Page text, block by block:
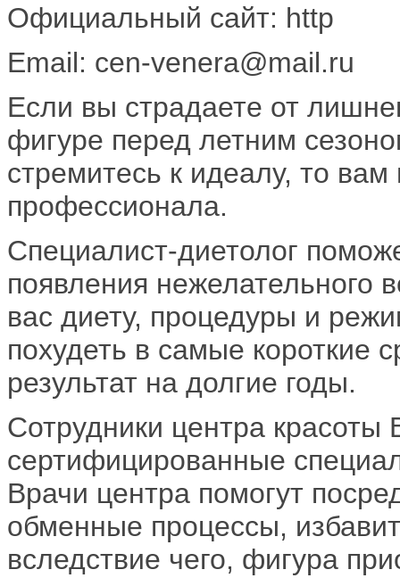
Официальный сайт: http
Email: cen-venera@mail.ru
Если вы страдаете от
фигуре перед летним
стремитесь к идеалу, то
профессионала.
Специалист-диетолог
появления нежелательного
вас диету, процедуры и
похудеть в самые короткие
результат на долгие годы.
Сотрудники центра
сертифицированные
Врачи центра помогут
обменные процессы,
вследствие чего, фигура